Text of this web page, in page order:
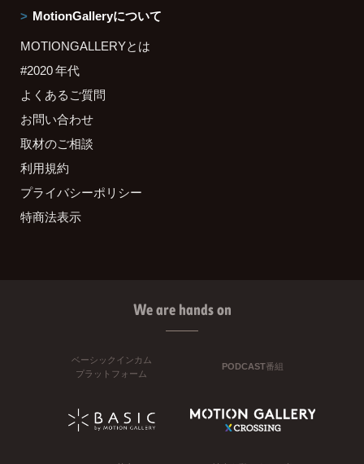
MotionGalleryについて
MOTIONGALLERYとは
#2020 年代
よくあるご質問
お問い合わせ
取材のご相談
利用規約
プライバシーポリシー
特商法表示
We are hands on
ベーシックインカム
プラットフォーム
PODCAST番組